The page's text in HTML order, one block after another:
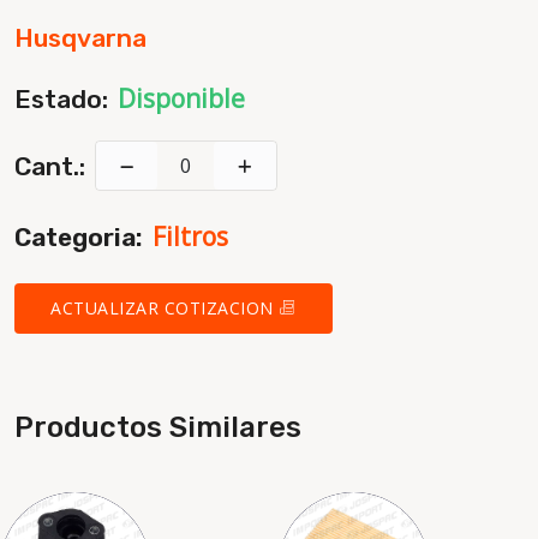
Husqvarna
Estado: Disponible
Cant.:
Categoria: Filtros
ACTUALIZAR COTIZACION
Productos Similares